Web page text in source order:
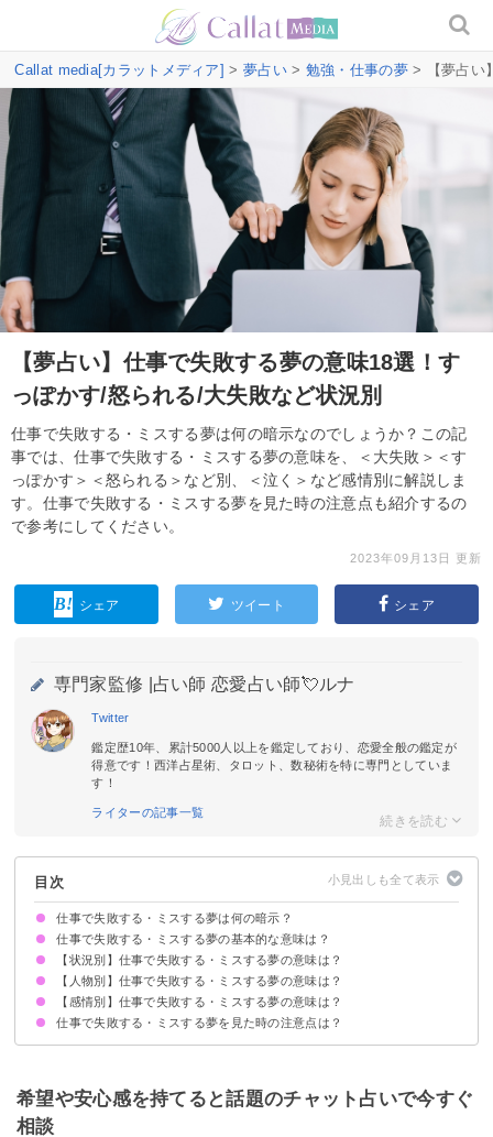
Callat media[カラットメディア] > 夢占い> 勉強・仕事の夢> 【夢占い
【夢占い】仕事で失敗する夢の意味18選！す
っぽかす/怒られる/大失敗など状況別
仕事で失敗する・ミスする夢は何の暗示なのでしょうか？この記
事では、仕事で失敗する・ミスする夢の意味を、＜大失敗＞＜す
っぽかす＞＜怒られる＞など別、＜泣く＞など感情別に解説しま
す。仕事で失敗する・ミスする夢を見た時の注意点も紹介するの
で参考にしてください。
2023年09月13日 更新
シェア ツイート シェア
専門家監修 | 占い師 恋愛占い師💘ルナ
Twitter
鑑定歴10年、累計5000人以上を鑑定しており、恋愛全般の鑑定が
得意です！西洋占星術、タロット、数秘術を特に専門としていま
す！
ライターの記事一覧
目次
仕事で失敗する・ミスする夢は何の暗示？
仕事で失敗する・ミスする夢の基本的な意味は？
①仕事に対する不安の暗示
②仕事で疲れている暗示
仕事で失敗する夢ばかり見る場合は疲労がピークに達しているサイン
初夢で見たら仕事に対して自信を失っている暗示
状況によって意味が決まる
【状況別】仕事で失敗する・ミスする夢の意味は？
仕事をすっぽかす夢【警告夢】
仕事で大失敗する夢【警告夢】
仕事で失敗して怒られる夢【警告夢】
仕事でケアレスミスする夢【警告夢】
仕事で失敗して異動する夢【吉夢】
仕事で失敗して辞める夢【警告夢】
仕事で失敗してクビになる夢【逆夢】
昔の仕事で失敗する夢【吉夢】
仕事で失敗して迷惑をかける夢【警告夢】
仕事で失敗して周りと揉める夢【吉夢】
仕事で失敗して助けてもらう夢【警告夢】
【人物別】仕事で失敗する・ミスする夢の意味は？
自分が仕事で失敗する夢【警告夢】
旦那が仕事で失敗する夢【警告夢】
同僚が仕事で失敗する夢【警告夢】
上司が仕事で失敗する夢【警告夢】
【感情別】仕事で失敗する・ミスする夢の意味は？
仕事で失敗して泣く夢【吉夢】
仕事で失敗して反省する夢【警告夢】
仕事で失敗してイライラする夢【警告夢】
仕事で失敗する・ミスする夢を見た時の注意点は？
十分な休息を取る
現実でも失敗しないように注意する
希望や安心感を持てると話題のチャット占いで今すぐ
相談